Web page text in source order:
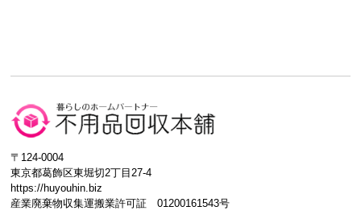
〒124-0004
東京都葛飾区東堀切2丁目27-4
https://huyouhin.biz
産業廃棄物収集運搬業許可証 01200161543号